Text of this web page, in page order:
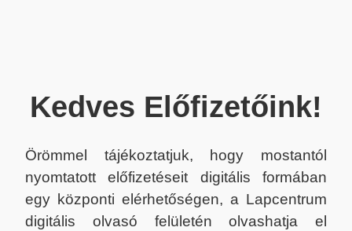
Kedves Előfizetőink!
Örömmel tájékoztatjuk, hogy mostantól
nyomtatott előfizetéseit digitális formában
egy központi elérhetőségen, a Lapcentrum
digitális olvasó felületén olvashatja el